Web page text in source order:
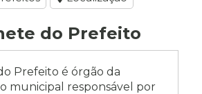
do Prefeito
Prefeito é órgão da
municipal responsável por